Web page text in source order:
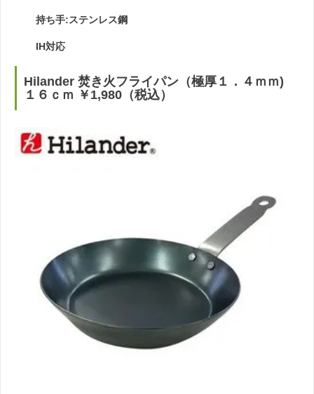
持ち手:ステンレス鋼
IH対応
Hilander 焚き火フライパン（極厚１．４ｍｍ)
１６ｃｍ ￥1,980（税込）